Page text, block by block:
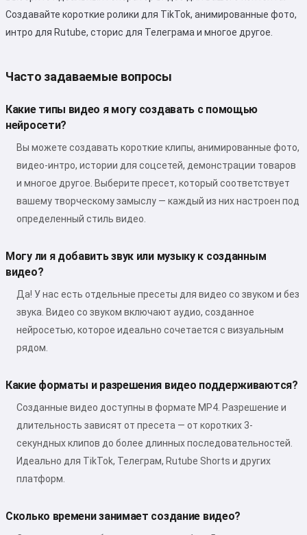
Создавайте короткие ролики для TikTok, анимированные фото,
интро для Rutube, сторис для Телеграма и многое другое.
Часто задаваемые вопросы
Какие типы видео я могу создавать с помощью
нейросети?
Вы можете создавать короткие клипы, анимированные фото,
видео-интро, истории для соцсетей, демонстрации товаров
и многое другое. Выберите пресет, который соответствует
вашему творческому замыслу — каждый из них настроен под
определенный стиль видео.
Могу ли я добавить звук или музыку к созданным
видео?
Да! У нас есть отдельные пресеты для видео со звуком и без
звука. Видео со звуком включают аудио, созданное
нейросетью, которое идеально сочетается с визуальным
рядом.
Какие форматы и разрешения видео поддерживаются?
Созданные видео доступны в формате MP4. Разрешение и
длительность зависят от пресета — от коротких 3-
секундных клипов до более длинных последовательностей.
Идеально для TikTok, Телеграм, Rutube Shorts и других
платформ.
Сколько времени занимает создание видео?